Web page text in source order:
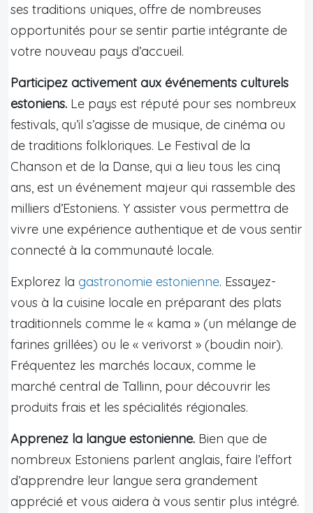
ses traditions uniques, offre de nombreuses
opportunités pour se sentir partie intégrante de
votre nouveau pays d’accueil.
Participez activement aux événements culturels
estoniens. Le pays est réputé pour ses nombreux
festivals, qu’il s’agisse de musique, de cinéma ou
de traditions folkloriques. Le Festival de la
Chanson et de la Danse, qui a lieu tous les cinq
ans, est un événement majeur qui rassemble des
milliers d’Estoniens. Y assister vous permettra de
vivre une expérience authentique et de vous sentir
connecté à la communauté locale.
Explorez la gastronomie estonienne. Essayez-
vous à la cuisine locale en préparant des plats
traditionnels comme le « kama » (un mélange de
farines grillées) ou le « verivorst » (boudin noir).
Fréquentez les marchés locaux, comme le
marché central de Tallinn, pour découvrir les
produits frais et les spécialités régionales.
Apprenez la langue estonienne. Bien que de
nombreux Estoniens parlent anglais, faire l’effort
d’apprendre leur langue sera grandement
apprécié et vous aidera à vous sentir plus intégré.